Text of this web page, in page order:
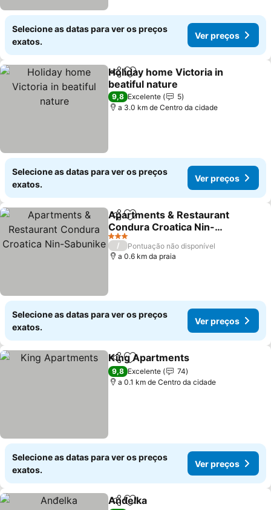
Selecione as datas para ver os preços
exatos.
Ver preços
PartilharAdicionar aos favoritos
Holiday home Victoria in
beatiful nature
9,8 Excelente
5
a 3.0 km de Centro da cidade
Selecione as datas para ver os preços
exatos.
Ver preços
PartilharAdicionar aos favoritos
Apartments & Restaurant
Condura Croatica Nin-
Sabunike
3 Estrelas
/
Pontuação não disponível
a 0.6 km da praia
Selecione as datas para ver os preços
exatos.
Ver preços
PartilharAdicionar aos favoritos
King Apartments
9,8 Excelente
74
a 0.1 km de Centro da cidade
Selecione as datas para ver os preços
exatos.
Ver preços
PartilharAdicionar aos favoritos
Anđelka